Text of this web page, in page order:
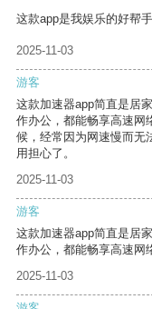
这款app是我娱乐的好帮
2025-11-03
游客
这款加速器app简直是居
作办公，都能畅享高速网
候，经常因为网速慢而无
用担心了。
2025-11-03
游客
这款加速器app简直是居
作办公，都能畅享高速网
2025-11-03